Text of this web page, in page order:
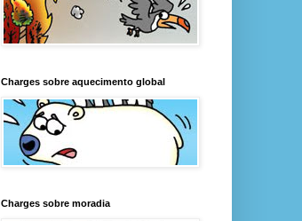
Charges sobre aquecimento global
Charges sobre moradia